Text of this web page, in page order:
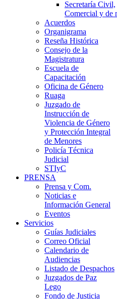
Secretaría Civil,
Comercial y de
Acuerdos
Organigrama
Reseña Histórica
Consejo de la
Magistratura
Escuela de
Capacitación
Oficina de Género
Ruaga
Juzgado de
Instrucción de
Violencia de Género
y Protección Integral
de Menores
Policía Técnica
Judicial
STIyC
PRENSA
Prensa y Com.
Noticias e
Información General
Eventos
Servicios
Guías Judiciales
Correo Oficial
Calendario de
Audiencias
Listado de Despachos
Juzgados de Paz
Lego
Fondo de Justicia